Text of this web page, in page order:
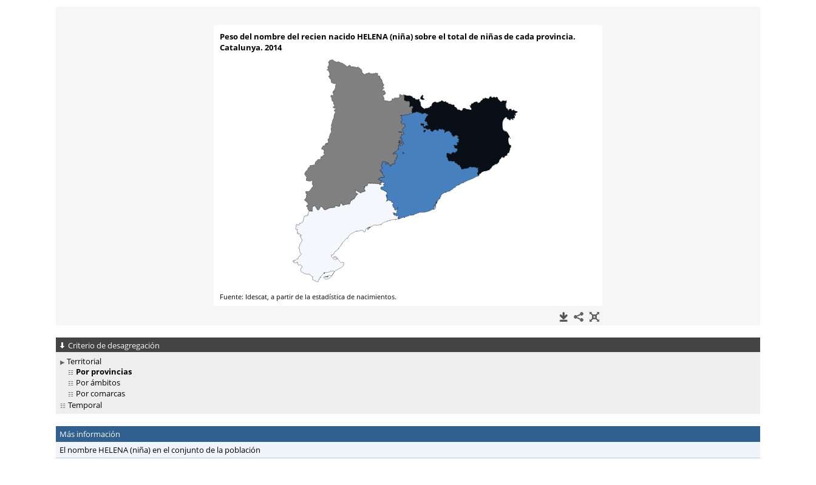
Criterio de desagregación
Territorial
Por provincias
Por ámbitos
Por comarcas
Temporal
Más información
El nombre HELENA (niña) en el conjunto de la población